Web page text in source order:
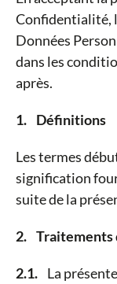
Confidentialité,
Données
dans les
après.
1. Définitions
Les termes
signification
suite de la
2. Traitements
2.1.La